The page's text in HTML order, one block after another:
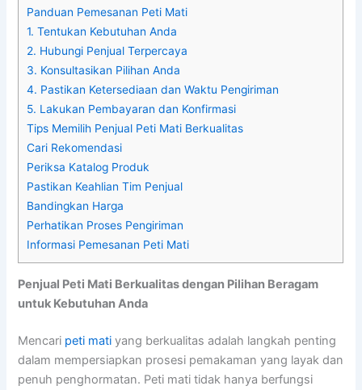
Panduan Pemesanan Peti Mati
1. Tentukan Kebutuhan Anda
2. Hubungi Penjual Terpercaya
3. Konsultasikan Pilihan Anda
4. Pastikan Ketersediaan dan Waktu Pengiriman
5. Lakukan Pembayaran dan Konfirmasi
Tips Memilih Penjual Peti Mati Berkualitas
Cari Rekomendasi
Periksa Katalog Produk
Pastikan Keahlian Tim Penjual
Bandingkan Harga
Perhatikan Proses Pengiriman
Informasi Pemesanan Peti Mati
Penjual Peti Mati Berkualitas dengan Pilihan Beragam
untuk Kebutuhan Anda
Mencari peti mati yang berkualitas adalah langkah penting
dalam mempersiapkan prosesi pemakaman yang layak dan
penuh penghormatan. Peti mati tidak hanya berfungsi